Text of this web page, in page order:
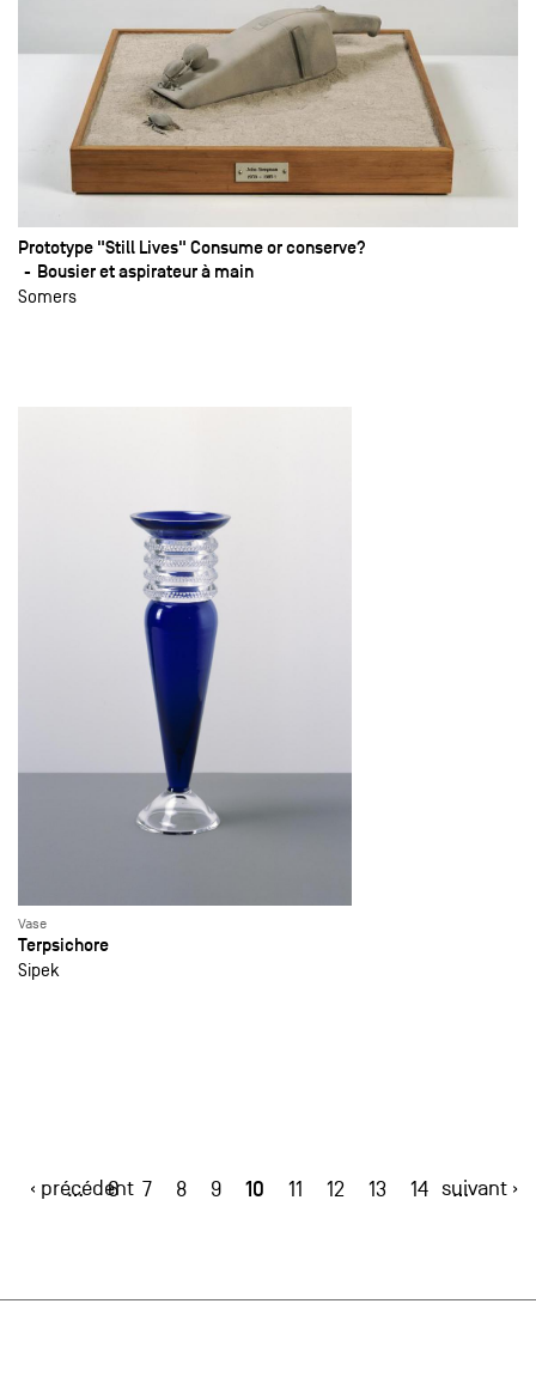
Prototype "Still Lives" Consume or conserve?
Bousier et aspirateur à main
Somers
Vase
Terpsichore
Sipek
‹ précédent
… 6 7 8 9 10 11 12 13 14 …
suivant ›